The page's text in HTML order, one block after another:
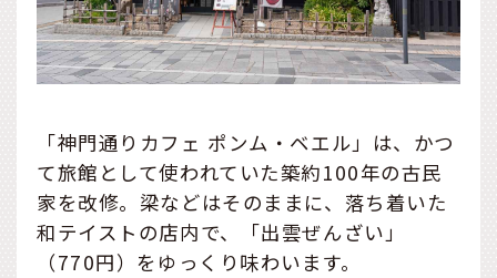
「神門通りカフェ ポンム・ベエル」は、かつ
て旅館として使われていた築約100年の古民
家を改修。梁などはそのままに、落ち着いた
和テイストの店内で、「出雲ぜんざい」
（770円）をゆっくり味わいます。